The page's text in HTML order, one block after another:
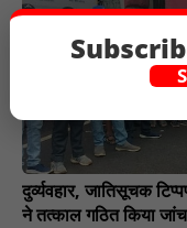
दुर्व्यवहार, जातिसूचक
ने तत्काल गठित किया